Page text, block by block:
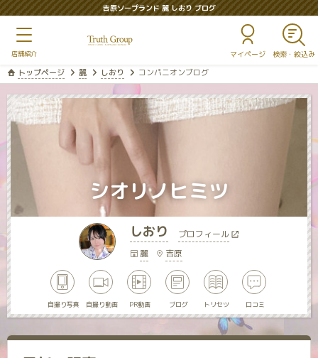
吉原ソープランド 麗 しおり ブログ
マイページ
トップページ 麗 しおり コンパニオンブログ
しおり
プロフィール
麗
吉原
自撮り写真 自撮り動画 PR動画 ブログ トリセツ 口コミ
シオリノヒミツ